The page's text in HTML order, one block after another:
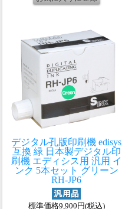
デジタル孔版印刷機 edisys
互換 緑 日本製デジタル印
刷機 エディシス用 汎用 イ
ンク 5本セット グリーン
RH-JP6
標準価格9,900円(税込)